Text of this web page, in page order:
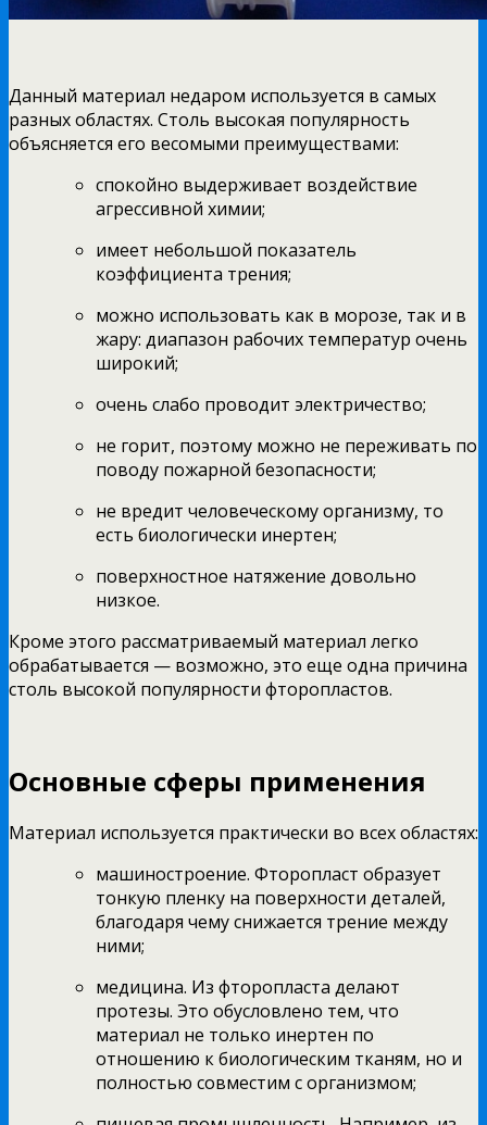
Данный материал недаром используется в самых
разных областях. Столь высокая популярность
объясняется его весомыми преимуществами:
спокойно выдерживает воздействие
агрессивной химии;
имеет небольшой показатель
коэффициента трения;
можно использовать как в морозе, так и в
жару: диапазон рабочих температур очень
широкий;
очень слабо проводит электричество;
не горит, поэтому можно не переживать по
поводу пожарной безопасности;
не вредит человеческому организму, то
есть биологически инертен;
поверхностное натяжение довольно
низкое.
Кроме этого рассматриваемый материал легко
обрабатывается — возможно, это еще одна причина
столь высокой популярности фторопластов.
Основные сферы применения
Материал используется практически во всех областях:
машиностроение. Фторопласт образует
тонкую пленку на поверхности деталей,
благодаря чему снижается трение между
ними;
медицина. Из фторопласта делают
протезы. Это обусловлено тем, что
материал не только инертен по
отношению к биологическим тканям, но и
полностью совместим с организмом;